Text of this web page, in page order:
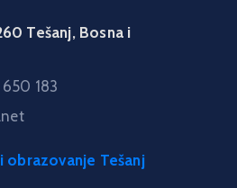
Tešanj, Bosna i
650 183
obrazovanje Tešanj